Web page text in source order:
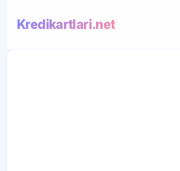
Kredikartlari.net